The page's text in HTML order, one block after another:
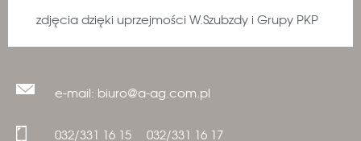
zdjęcia dzięki uprzejmości W.Szubzdy i Grupy PKP
e-mail: biuro@a-ag.com.pl
032/331 16 15 032/331 16 17